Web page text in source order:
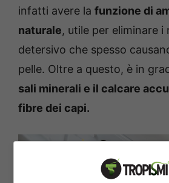
infatti avere la funzione di
naturale, utile per eliminare i
detersivo che spesso
pelle. Oltre a questo, è in
sali minerali e il calcare
fibre dei capi.